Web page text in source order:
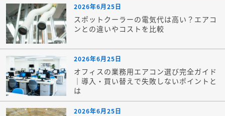
2026年6月25日
スポットクーラーの電気代は高い？エアコ
ンとの違いやコストを比較
2026年6月25日
オフィスの業務用エアコン選び完全ガイド
｜導入・買い替えで失敗しないポイントと
は
2026年6月25日